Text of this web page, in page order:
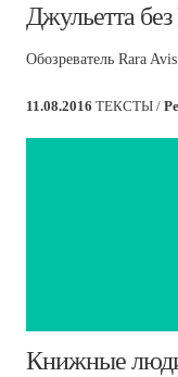
​Джульетта
Обозреватель Rara
11.08.2016 ТЕКСТЫ /
​Книжные